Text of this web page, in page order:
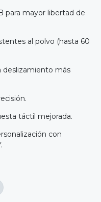
para mayor libertad de
al polvo (hasta 60
deslizamiento más
táctil mejorada.
con